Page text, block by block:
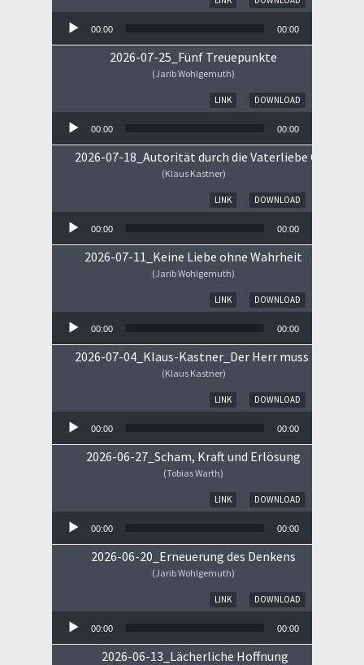
00:00 00:00
2026-07-25_Fünf Treuepunkte
(Jarib Wohlgemuth)
DOWNLOAD
LINK
00:00 00:00
2026-07-18_Autorität durch die Vaterliebe Gottes
(Klaus Kastner)
DOWNLOAD
LINK
00:00 00:00
2026-07-11_Keine Liebe ohne Wahrheit
(Jarib Wohlgemuth)
DOWNLOAD
LINK
00:00 00:00
2026-07-04_Klaus-Kastner_Der Herr muss im
(Klaus Kastner)
DOWNLOAD
LINK
00:00 00:00
2026-06-27_Scham, Kraft und Erlösung
(Tobias Warth)
DOWNLOAD
LINK
00:00 00:00
2026-06-20_Erneuerung des Denkens
(Jarib Wohlgemuth)
DOWNLOAD
LINK
00:00 00:00
2026-06-13_Lächerliche Hoffnung